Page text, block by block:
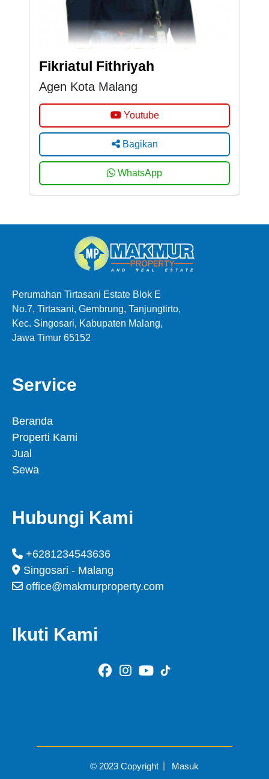
Fikriatul Fithriyah
Agen Kota Malang
Youtube
Bagikan
WhatsApp
Perumahan Tirtasani Estate Blok E
No.7, Tirtasani, Gembrung, Tanjungtirto,
Kec. Singosari, Kabupaten Malang,
Jawa Timur 65152
Service
Beranda
Properti Kami
Jual
Sewa
Hubungi Kami
+6281234543636
Singosari - Malang
office@makmurproperty.com
Ikuti Kami
© 2023 Copyright Masuk